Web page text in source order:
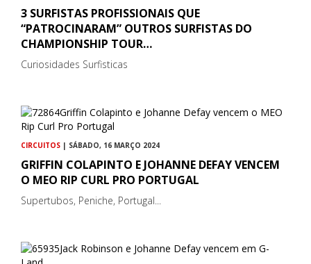
3 SURFISTAS PROFISSIONAIS QUE
“PATROCINARAM” OUTROS SURFISTAS DO
CHAMPIONSHIP TOUR…
Curiosidades Surfisticas
CIRCUITOS | SÁBADO, 16 MARÇO 2024
GRIFFIN COLAPINTO E JOHANNE DEFAY VENCEM
O MEO RIP CURL PRO PORTUGAL
Supertubos, Peniche, Portugal...